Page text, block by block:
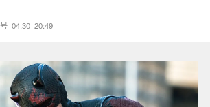
04.30 20:49